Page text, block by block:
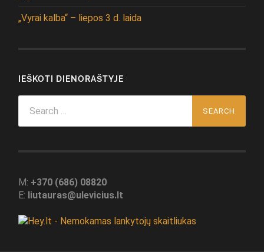
„Vyrai kalba“ – liepos 3 d. laida
IEŠKOTI DIENORAŠTYJE
for:
M: +370 (686) 08820
E: liutauras@ulevicius.lt